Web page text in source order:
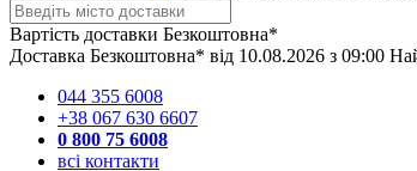
Вартість доставки Безкоштовна*
Доставка Безкоштовна* від 10.08.2026 з 09:00
044 355 6008
+38 067 630 6607
0 800 75 6008
всі контакти